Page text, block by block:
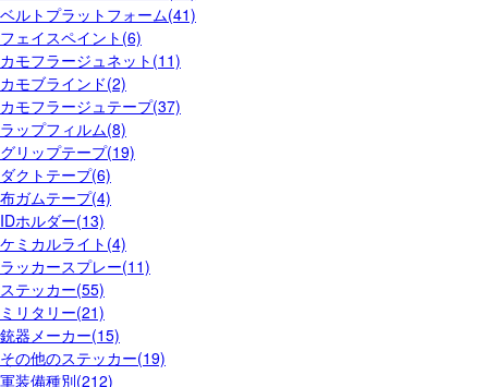
ベルトプラットフォーム(41)
フェイスペイント(6)
カモフラージュネット(11)
カモブラインド(2)
カモフラージュテープ(37)
ラップフィルム(8)
グリップテープ(19)
ダクトテープ(6)
布ガムテープ(4)
IDホルダー(13)
ケミカルライト(4)
ラッカースプレー(11)
ステッカー(55)
ミリタリー(21)
銃器メーカー(15)
その他のステッカー(19)
軍装備種別(212)